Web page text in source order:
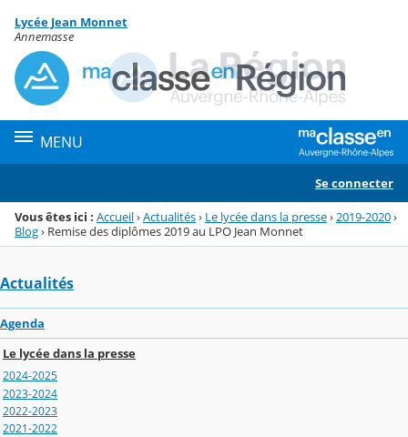
Menu de la rubrique
Contenu
Lycée Jean Monnet
Annemasse
MENU
Se connecter
Vous êtes ici : Accueil›Actualités› Le lycée dans la presse› 2019-2020›
Blog› Remise des diplômes 2019 au LPO Jean Monnet
Actualités
Agenda
Le lycée dans la presse
2024-2025
2023-2024
2022-2023
2021-2022